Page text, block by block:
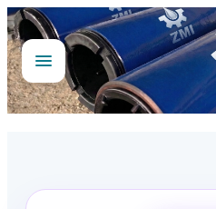
فتح